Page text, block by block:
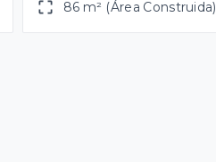
86 m² (Área Construida)